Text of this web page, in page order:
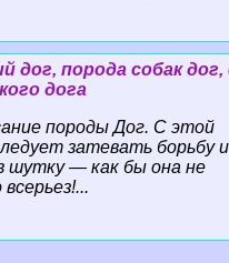
дог, порода собак дог,
дога
породы Дог. С этой
затевать борьбу и
шутку — как бы она не